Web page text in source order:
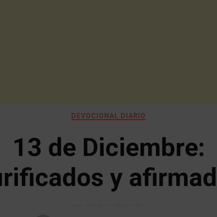
DEVOCIONAL DIARIO
13 de Diciembre:
y